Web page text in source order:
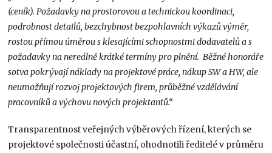
(ceník). Požadavky na prostorovou a technickou koordinaci,
podrobnost detailů, bezchybnost bezpohlavních výkazů výměr,
rostou přímou úměrou s klesajícími schopnostmi dodavatelů a s
požadavky na nereálně krátké termíny pro plnění. Běžné honoráře
sotva pokrývají náklady na projektové práce, nákup SW a HW, ale
neumožňují rozvoj projektových firem, průběžné vzdělávání
pracovníků a výchovu nových projektantů.“
Transparentnost veřejných výběrových řízení, kterých se
projektové společnosti účastní, ohodnotili ředitelé v průměru